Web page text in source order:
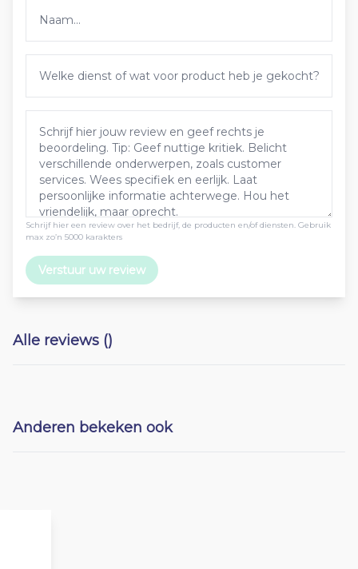
Schrijf hier een review over het bedrijf, de producten en/of diensten. Gebruik
max zo’n 5000 karakters
Verstuur uw review
Alle reviews ()
Anderen bekeken ook